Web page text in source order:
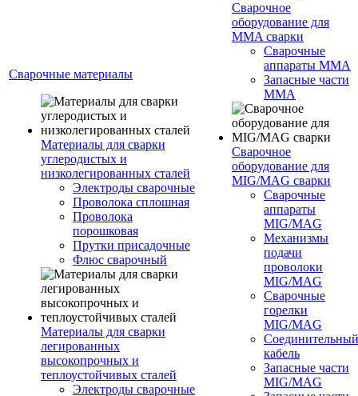
Сварочные материалы
Материалы для сварки
углеродистых и
низколегированных сталей
Электроды сварочные
Проволока сплошная
Проволока
порошковая
Прутки присадочные
Флюс сварочный
Материалы для сварки
легированных
высокопрочных и
теплоустойчивых сталей
Электроды сварочные
Сварочное
оборудование для
MMA сварки
Сварочные
аппараты MMA
Запасные части
MMA
Сварочное
оборудование для
MIG/MAG сварки
Сварочные
аппараты
MIG/MAG
Механизмы
подачи
проволоки
MIG/MAG
Сварочные
горелки
MIG/MAG
Соединительный
кабель
Запасные части
MIG/MAG